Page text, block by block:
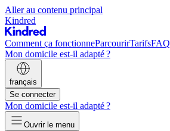
Aller au contenu principal
Kindred
Comment ça fonctionneParcourirTarifsFAQ
Mon domicile est-il adapté ?
français
Se connecter
Mon domicile est-il adapté ?
Ouvrir le menu